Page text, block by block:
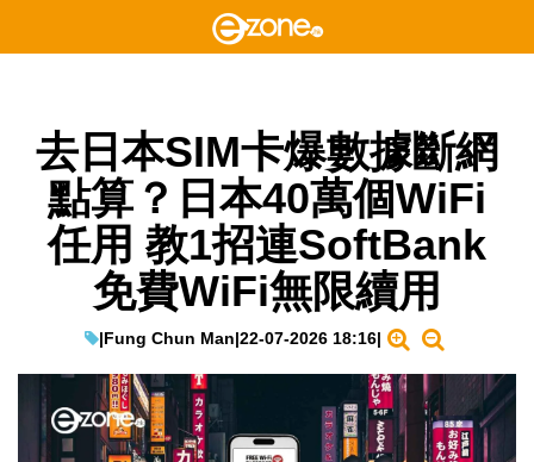
去日本SIM卡爆數據斷網
點算？日本40萬個WiFi
任用 教1招連SoftBank
免費WiFi無限續用
|Fung Chun Man|22-07-2026 18:16|